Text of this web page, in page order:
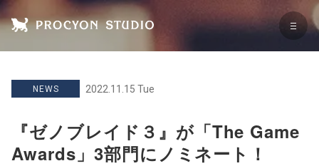
NEWS 2022.11.15 Tue
『ゼノブレイド３』が「The Game
Awards」3部門にノミネート！